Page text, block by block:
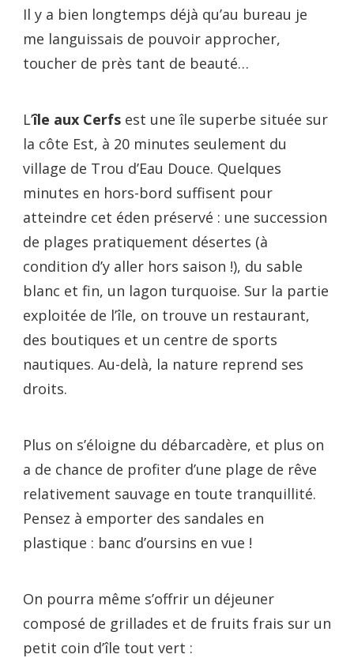
Il y a bien longtemps déjà qu’au bureau je
me languissais de pouvoir approcher,
toucher de près tant de beauté…
L’île aux Cerfs est une île superbe située sur
la côte Est, à 20 minutes seulement du
village de Trou d’Eau Douce. Quelques
minutes en hors-bord suffisent pour
atteindre cet éden préservé : une succession
de plages pratiquement désertes (à
condition d’y aller hors saison !), du sable
blanc et fin, un lagon turquoise. Sur la partie
exploitée de l’île, on trouve un restaurant,
des boutiques et un centre de sports
nautiques. Au-delà, la nature reprend ses
droits.
Plus on s’éloigne du débarcadère, et plus on
a de chance de profiter d’une plage de rêve
relativement sauvage en toute tranquillité.
Pensez à emporter des sandales en
plastique : banc d’oursins en vue !
On pourra même s’offrir un déjeuner
composé de grillades et de fruits frais sur un
petit coin d’île tout vert :